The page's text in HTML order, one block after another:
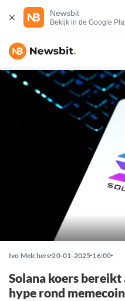
Newsbit
Bekijk in de Google
Ivo Melchers 20-01-2025 16:00
Solana koers
hype rond